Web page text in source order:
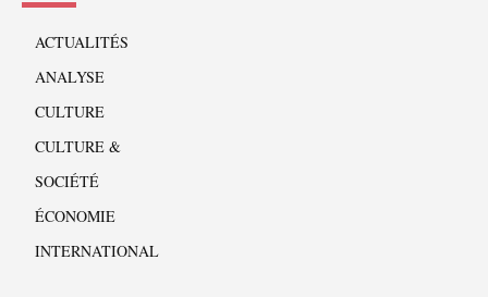
ACTUALITÉS
ANALYSE
CULTURE
CULTURE &
SOCIÉTÉ
ÉCONOMIE
INTERNATIONAL